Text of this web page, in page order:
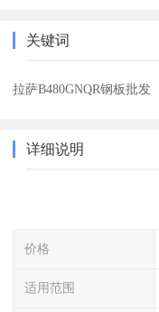
关键词
拉萨B480GNQR钢板批发
详细说明
价格
适用范围